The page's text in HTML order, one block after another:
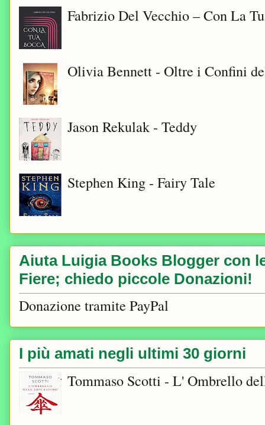
Fabrizio Del Vecchio – Con La
Olivia Bennett - Oltre i Confini
Jason Rekulak - Teddy
Stephen King - Fairy Tale
Aiuta Luigia Books Blogger con
Fiere; chiedo piccole Donazioni!
Donazione tramite PayPal
I più amati negli ultimi 30 giorni
Tommaso Scotti - L' Ombrello